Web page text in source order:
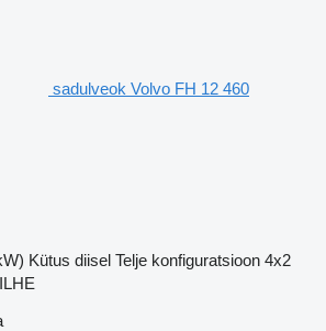
sadulveok Volvo FH 12 460
Kütus diisel Telje konfiguratsioon 4x2